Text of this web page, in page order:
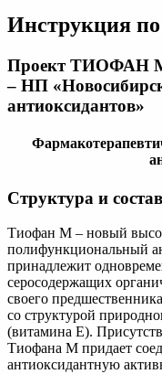
Инструкция
Проект ТИОФАН М
– НП
антиоксидантов»
Структура и состав
Тиофан М – новый
полифункциональный
принадлежит
серосодержащих
своего
со структурой
(витамина Е).
Тиофана М придает
антиоксидантную